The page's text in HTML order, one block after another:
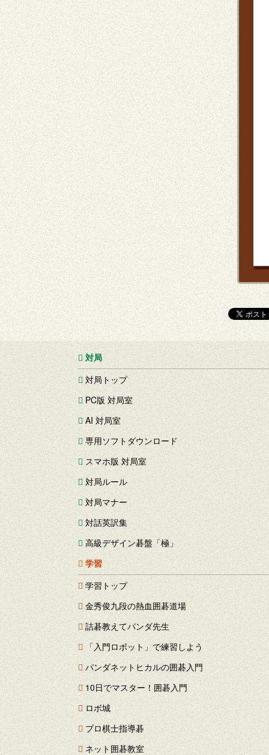
対局
対局トップ
PC版 対局室
AI 対局室
専用ソフトダウンロード
スマホ版 対局室
対局ルール
対局マナー
対話英訳集
高級デザイン碁盤「極」
学習
学習トップ
金秀俊九段の熱血囲碁道場
詰碁教えてパンダ先生
「入門ロボット」で練習しよう
パンダネットヒカルの囲碁入門
10日でマスター！囲碁入門
ロボ城
プロ棋士指導碁
ネット囲碁教室